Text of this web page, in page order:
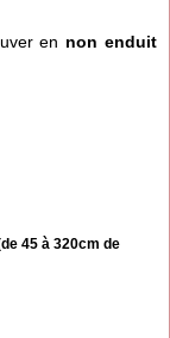
en non enduit
45 à 320cm de